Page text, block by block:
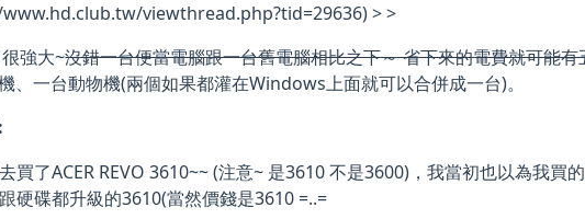
viewthread.php?tid=29636) > >
強大~沒錯一台便當電腦跟一台舊電腦相比之下～ 省下來的電費就可能有
、一台動物機(兩個如果都灌在Windows上面就可以合併成一台)。
買了ACER REVO 3610~~ (注意~ 是3610 不是3600)，我當初也以為我買
硬碟都升級的3610(當然價錢是3610 =..=